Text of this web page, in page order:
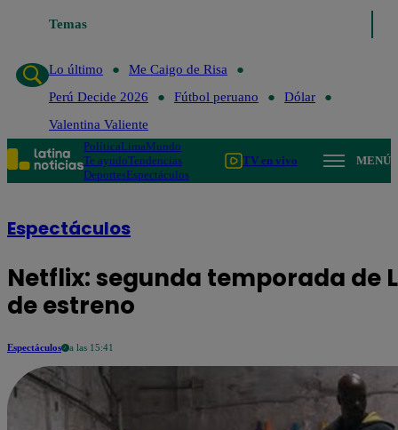
Temas
Lo último
Me Caigo de Risa
Perú Decide 2026
Fútbol peruano
Dólar
Valentina Valiente
PolíticaLimaMundo
Te ayudoTendencias
DeportesEspectáculos
TV en vivo MENÚ
Espectáculos
Netflix: segunda temporada de
de estreno
Espectáculos a las 15:41